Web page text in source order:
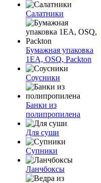
Салатники
Бумажная упаковка
1ЕА, OSQ, Packton
Соусники
Банки из
полипропилена
Для суши
Супники
Ланчбоксы